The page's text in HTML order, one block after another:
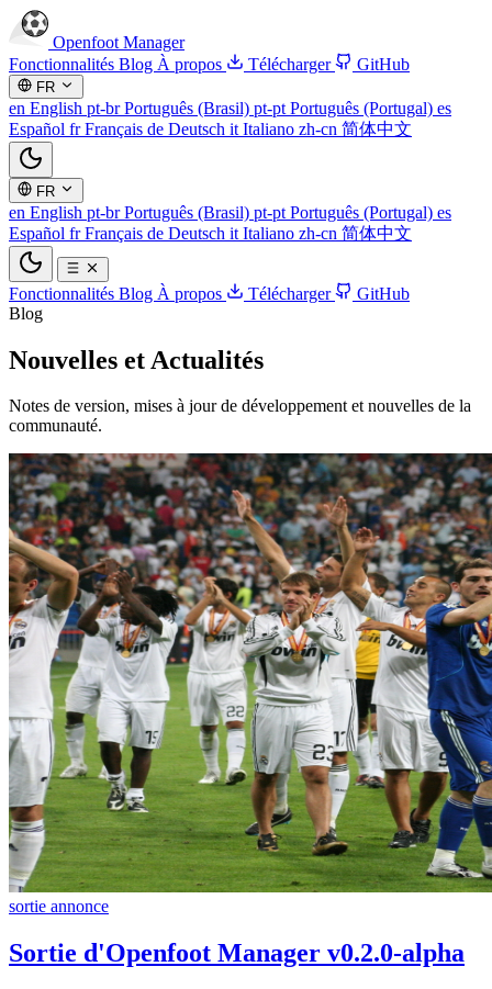
Openfoot Manager
Fonctionnalités Blog À propos Télécharger GitHub
FR
en English pt-brPortuguês (Brasil) pt-pt Português (Portugal) es
Español frFrançais de Deutsch it Italiano zh-cn 简体中文
FR
en English pt-brPortuguês (Brasil) pt-pt Português (Portugal) es
Español frFrançais de Deutsch it Italiano zh-cn 简体中文
Fonctionnalités Blog À propos Télécharger
GitHub
Blog
Nouvelles et Actualités
Notes de version, mises à jour de développement et nouvelles de la
communauté.
sortie annonce
Sortie d'Openfoot Manager v0.2.0-alpha